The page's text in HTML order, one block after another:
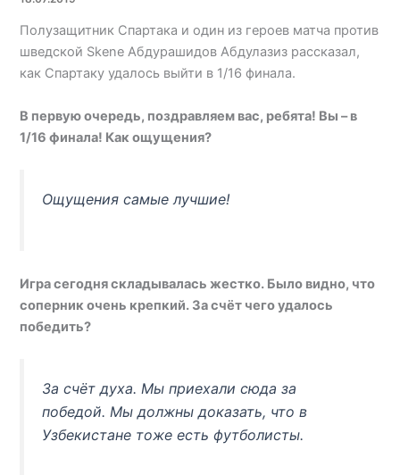
Полузащитник Спартака и один из героев матча против
шведской Skene Абдурашидов Абдулазиз рассказал,
как Спартаку удалось выйти в 1/16 финала.
В первую очередь, поздравляем вас, ребята! Вы – в
1/16 финала! Как ощущения?
Ощущения самые лучшие!
Игра сегодня складывалась жестко. Было видно, что
соперник очень крепкий. За счёт чего удалось
победить?
За счёт духа. Мы приехали сюда за
победой. Мы должны доказать, что в
Узбекистане тоже есть футболисты.